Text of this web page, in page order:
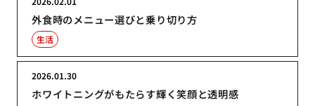
外食時のメニュー選びと乗り切り方
生活
ホワイトニングがもたらす輝く笑顔と透明感
2026.01.30